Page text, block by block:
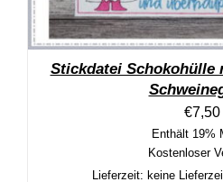
Stickdatei Schokohülle
€7,50
Enthält 19%
Kostenloser
Lieferzeit: keine